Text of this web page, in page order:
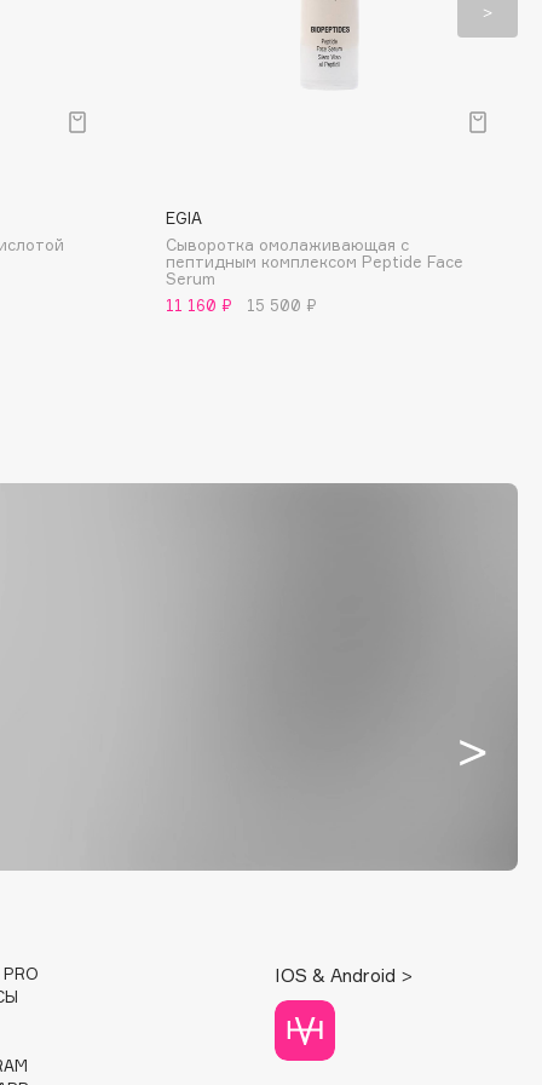
EGIA
Сыворотка омолаживающая с
пептидным комплексом Peptide Face
Serum
11 160 ₽
15 500 ₽
PRO
IOS & Android >